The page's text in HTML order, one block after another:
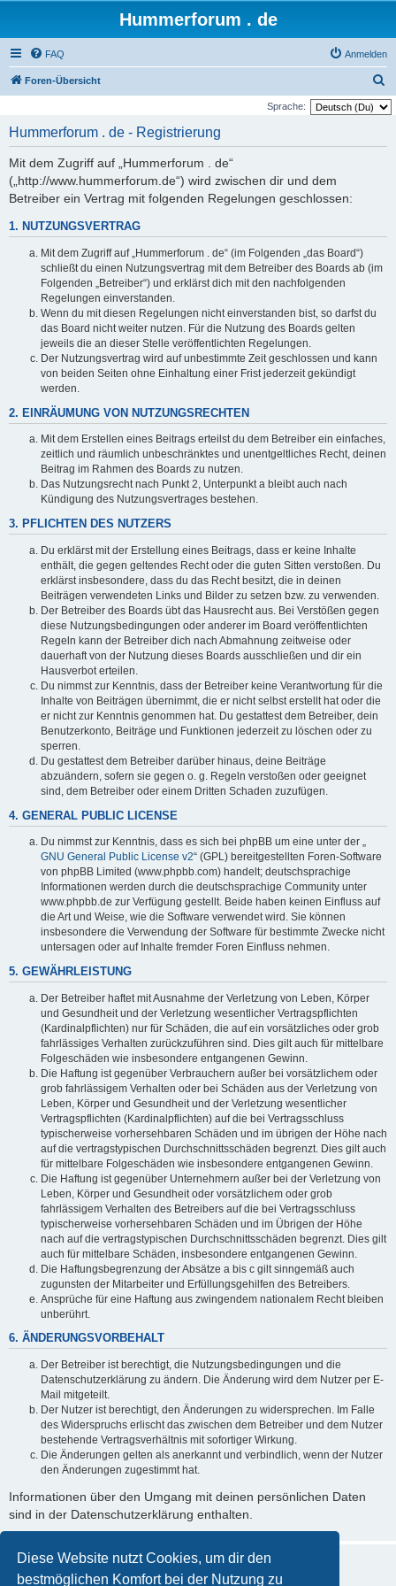
Diese Website nutzt Cookies, um dir den
bestmöglichen Komfort bei der Nutzung zu
Hummerforum . de
FAQ Anmelden
Foren-Übersicht
u
Sprache:
Hummerforum . de - Registrierung
Mit dem Zugriff auf „Hummerforum . de“
(„http://www.hummerforum.de“) wird zwischen dir und dem
Betreiber ein Vertrag mit folgenden Regelungen geschlossen:
1. NUTZUNGSVERTRAG
Mit dem Zugriff auf „Hummerforum . de“ (im Folgenden „das Board“)
schließt du einen Nutzungsvertrag mit dem Betreiber des Boards ab (im
Folgenden „Betreiber“) und erklärst dich mit den nachfolgenden
Regelungen einverstanden.
Wenn du mit diesen Regelungen nicht einverstanden bist, so darfst du
das Board nicht weiter nutzen. Für die Nutzung des Boards gelten
jeweils die an dieser Stelle veröffentlichten Regelungen.
Der Nutzungsvertrag wird auf unbestimmte Zeit geschlossen und kann
von beiden Seiten ohne Einhaltung einer Frist jederzeit gekündigt
werden.
2. EINRÄUMUNG VON NUTZUNGSRECHTEN
Mit dem Erstellen eines Beitrags erteilst du dem Betreiber ein einfaches,
zeitlich und räumlich unbeschränktes und unentgeltliches Recht, deinen
Beitrag im Rahmen des Boards zu nutzen.
Das Nutzungsrecht nach Punkt 2, Unterpunkt a bleibt auch nach
Kündigung des Nutzungsvertrages bestehen.
3. PFLICHTEN DES NUTZERS
Du erklärst mit der Erstellung eines Beitrags, dass er keine Inhalte
enthält, die gegen geltendes Recht oder die guten Sitten verstoßen. Du
erklärst insbesondere, dass du das Recht besitzt, die in deinen
Beiträgen verwendeten Links und Bilder zu setzen bzw. zu verwenden.
Der Betreiber des Boards übt das Hausrecht aus. Bei Verstößen gegen
diese Nutzungsbedingungen oder anderer im Board veröffentlichten
Regeln kann der Betreiber dich nach Abmahnung zeitweise oder
dauerhaft von der Nutzung dieses Boards ausschließen und dir ein
Hausverbot erteilen.
Du nimmst zur Kenntnis, dass der Betreiber keine Verantwortung für die
Inhalte von Beiträgen übernimmt, die er nicht selbst erstellt hat oder die
er nicht zur Kenntnis genommen hat. Du gestattest dem Betreiber, dein
Benutzerkonto, Beiträge und Funktionen jederzeit zu löschen oder zu
sperren.
Du gestattest dem Betreiber darüber hinaus, deine Beiträge
abzuändern, sofern sie gegen o. g. Regeln verstoßen oder geeignet
sind, dem Betreiber oder einem Dritten Schaden zuzufügen.
4. GENERAL PUBLIC LICENSE
Du nimmst zur Kenntnis, dass es sich bei phpBB um eine unter der „
GNU General Public License v2“ (GPL) bereitgestellten Foren-Software
von phpBB Limited (www.phpbb.com) handelt; deutschsprachige
Informationen werden durch die deutschsprachige Community unter
www.phpbb.de zur Verfügung gestellt. Beide haben keinen Einfluss auf
die Art und Weise, wie die Software verwendet wird. Sie können
insbesondere die Verwendung der Software für bestimmte Zwecke nicht
untersagen oder auf Inhalte fremder Foren Einfluss nehmen.
5. GEWÄHRLEISTUNG
Der Betreiber haftet mit Ausnahme der Verletzung von Leben, Körper
und Gesundheit und der Verletzung wesentlicher Vertragspflichten
(Kardinalpflichten) nur für Schäden, die auf ein vorsätzliches oder grob
fahrlässiges Verhalten zurückzuführen sind. Dies gilt auch für mittelbare
Folgeschäden wie insbesondere entgangenen Gewinn.
Die Haftung ist gegenüber Verbrauchern außer bei vorsätzlichem oder
grob fahrlässigem Verhalten oder bei Schäden aus der Verletzung von
Leben, Körper und Gesundheit und der Verletzung wesentlicher
Vertragspflichten (Kardinalpflichten) auf die bei Vertragsschluss
typischerweise vorhersehbaren Schäden und im übrigen der Höhe nach
auf die vertragstypischen Durchschnittsschäden begrenzt. Dies gilt auch
für mittelbare Folgeschäden wie insbesondere entgangenen Gewinn.
Die Haftung ist gegenüber Unternehmern außer bei der Verletzung von
Leben, Körper und Gesundheit oder vorsätzlichem oder grob
fahrlässigem Verhalten des Betreibers auf die bei Vertragsschluss
typischerweise vorhersehbaren Schäden und im Übrigen der Höhe
nach auf die vertragstypischen Durchschnittsschäden begrenzt. Dies gilt
auch für mittelbare Schäden, insbesondere entgangenen Gewinn.
Die Haftungsbegrenzung der Absätze a bis c gilt sinngemäß auch
zugunsten der Mitarbeiter und Erfüllungsgehilfen des Betreibers.
Ansprüche für eine Haftung aus zwingendem nationalem Recht bleiben
unberührt.
6. ÄNDERUNGSVORBEHALT
Der Betreiber ist berechtigt, die Nutzungsbedingungen und die
Datenschutzerklärung zu ändern. Die Änderung wird dem Nutzer per E-
Mail mitgeteilt.
Der Nutzer ist berechtigt, den Änderungen zu widersprechen. Im Falle
des Widerspruchs erlischt das zwischen dem Betreiber und dem Nutzer
bestehende Vertragsverhältnis mit sofortiger Wirkung.
Die Änderungen gelten als anerkannt und verbindlich, wenn der Nutzer
den Änderungen zugestimmt hat.
Informationen über den Umgang mit deinen persönlichen Daten
sind in der Datenschutzerklärung enthalten.